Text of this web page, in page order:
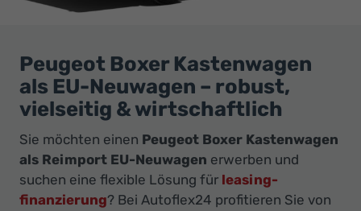
Preisen
Ihr
Innovatives
Autohaus
Peugeot Boxer Kastenwagen
als EU-Neuwagen – robust,
vielseitig & wirtschaftlich
Sie möchten einen Peugeot Boxer Kastenwagen
als Reimport EU-Neuwagen erwerben und
suchen eine flexible Lösung für leasing-
finanzierung? Bei Autoflex24 profitieren Sie von